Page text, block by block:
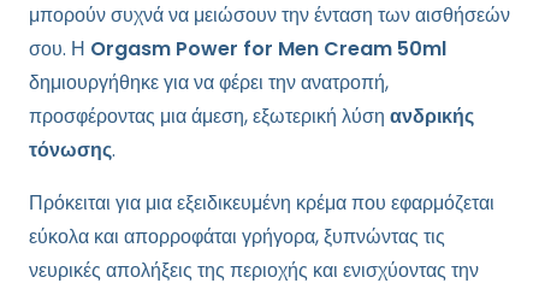
μπορούν συχνά να μειώσουν την ένταση των αισθήσεών
σου. Η Orgasm Power for Men Cream 50ml
δημιουργήθηκε για να φέρει την ανατροπή,
προσφέροντας μια άμεση, εξωτερική λύση ανδρικής
τόνωσης.
Πρόκειται για μια εξειδικευμένη κρέμα που εφαρμόζεται
εύκολα και απορροφάται γρήγορα, ξυπνώντας τις
νευρικές απολήξεις της περιοχής και ενισχύοντας την